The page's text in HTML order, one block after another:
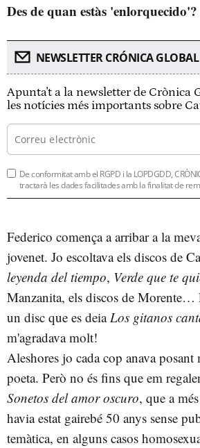
Des de quan estàs 'enlorquecido'?
NEWSLETTER CRÓNICA GLOBAL
Apunta't a la newsletter de Crònica
les notícies més importants sobre
De conformitat amb el RGPD i la LOPDGDD,
tractarà les dades facilitades amb la finalitat de
Federico comença a arribar a la
jovenet. Jo escoltava els discos de
leyenda del tiempo, Verde que te
Manzanita, els discos de
un disc que es deia Los gitanos
m'agradava molt!
Aleshores jo cada cop anava posant
poeta. Però no és fins que em
Sonetos del amor oscuro, que a
havia estat gairebé 50 anys sense
temàtica, en alguns casos